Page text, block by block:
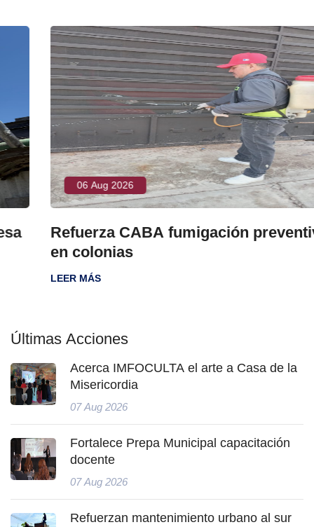
06 Aug 2026
Refuerza CABA fumigación preventiva
en colonias
LEER MÁS
Últimas Acciones
Acerca IMFOCULTA el arte a Casa de la
Misericordia
07 Aug 2026
Fortalece Prepa Municipal capacitación
docente
07 Aug 2026
Refuerzan mantenimiento urbano al sur